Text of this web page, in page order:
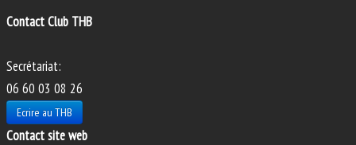
ANIMATIONS
Contact Club THB
Secrétariat:
06 60 03 08 26
Ecrire au THB
Contact site web